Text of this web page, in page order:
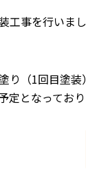
工事を行いまし
り（1回目塗
定となってお